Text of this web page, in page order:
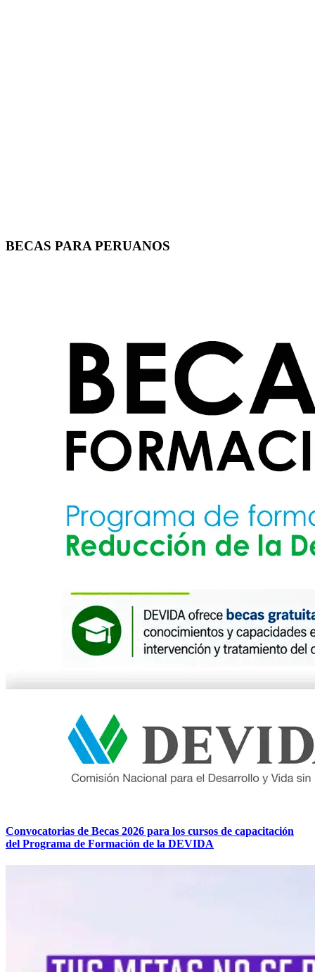
BECAS PARA PERUANOS
Convocatorias de Becas 2026 para los cursos de capacitación
del Programa de Formación de la DEVIDA